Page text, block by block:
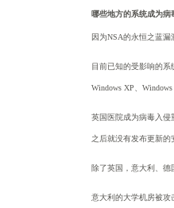
哪些地方的系统成为病
因为NSA的永恒之蓝漏
目前已知的受影响的系
Windows XP、
英国医院成为病毒入侵
之后就没有发布更新的
除了英国，意大利、德
意大利的大学机房被攻